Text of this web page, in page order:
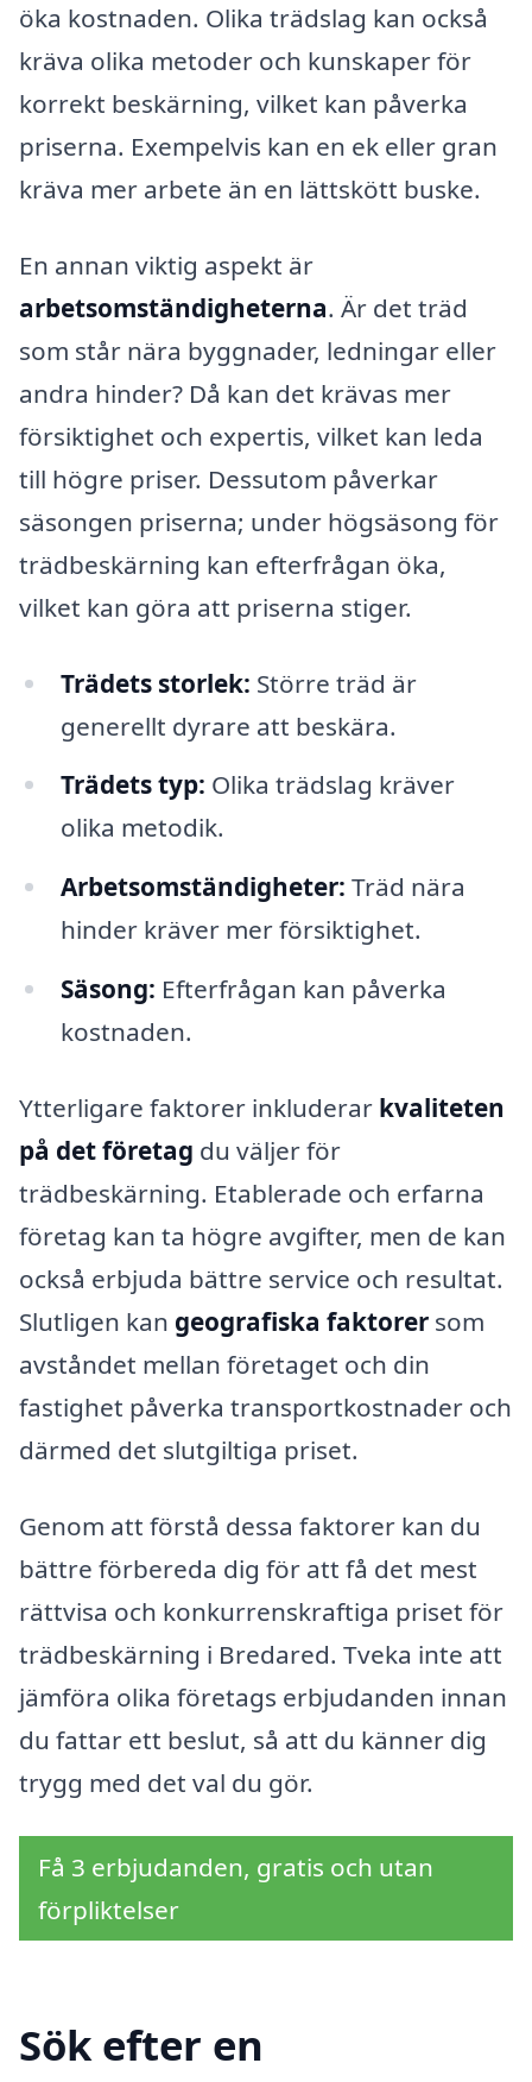
öka kostnaden. Olika trädslag kan också
kräva olika metoder och kunskaper för
korrekt beskärning, vilket kan påverka
priserna. Exempelvis kan en ek eller gran
kräva mer arbete än en lättskött buske.
En annan viktig aspekt är
arbetsomständigheterna. Är det träd
som står nära byggnader, ledningar eller
andra hinder? Då kan det krävas mer
försiktighet och expertis, vilket kan leda
till högre priser. Dessutom påverkar
säsongen priserna; under högsäsong för
trädbeskärning kan efterfrågan öka,
vilket kan göra att priserna stiger.
Trädets storlek: Större träd är
generellt dyrare att beskära.
Trädets typ: Olika trädslag kräver
olika metodik.
Arbetsomständigheter: Träd nära
hinder kräver mer försiktighet.
Säsong: Efterfrågan kan påverka
kostnaden.
Ytterligare faktorer inkluderar kvaliteten
på det företag du väljer för
trädbeskärning. Etablerade och erfarna
företag kan ta högre avgifter, men de kan
också erbjuda bättre service och resultat.
Slutligen kan geografiska faktorer som
avståndet mellan företaget och din
fastighet påverka transportkostnader och
därmed det slutgiltiga priset.
Genom att förstå dessa faktorer kan du
bättre förbereda dig för att få det mest
rättvisa och konkurrenskraftiga priset för
trädbeskärning i Bredared. Tveka inte att
jämföra olika företags erbjudanden innan
du fattar ett beslut, så att du känner dig
trygg med det val du gör.
Få 3 erbjudanden, gratis och utan
förpliktelser
Sök efter en